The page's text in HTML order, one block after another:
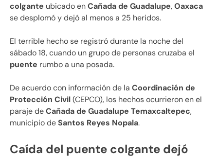
colgante ubicado enCañada de Guadalupe,Oaxaca
se desplomó y dejó al menos a 25 heridos.
El terrible hecho se registró durante la noche del
sábado 18, cuando un grupo de personas cruzaba el
puente rumbo a una posada.
De acuerdo con información de la Coordinación de
Protección Civil(CEPCO), los hechos ocurrieron en el
paraje deCañada de Guadalupe Temaxcaltepec,
municipio deSantos Reyes Nopala.
Caída del puente colgante dejó